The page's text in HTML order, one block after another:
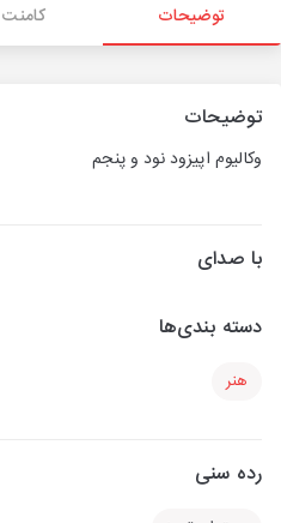
توضیحات
توضیحات
وکالیوم اپیزود نود و پنجم
با صدای
دسته بندی‌ها
هنر
رده سنی